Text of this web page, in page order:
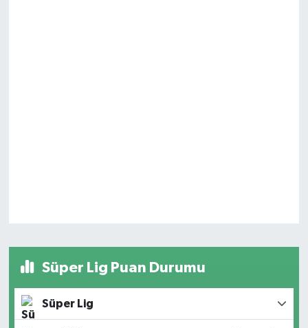
Süper Lig Puan Durumu
Süper Lig